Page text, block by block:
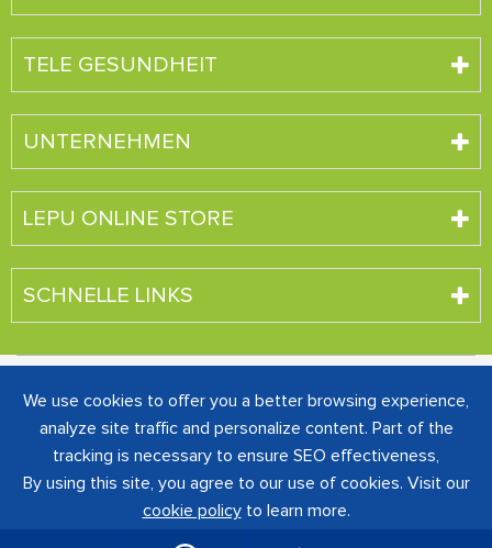
TELE GESUNDHEIT
UNTERNEHMEN
LEPU ONLINE STORE
SCHNELLE LINKS
Urheberrecht ©SHENZHEN CREATIVE INDUSTRY CO.,
LTD.Alle Rechte vorbehalten.
粤ICP备16060242号-1
Sitemap |Datenschutz
We use cookies to offer you a better browsing experience,
analyze site traffic and personalize content. Part of the
tracking is necessary to ensure SEO effectiveness,
By using this site, you agree to our use of cookies. Visit our
cookie policyto learn more.